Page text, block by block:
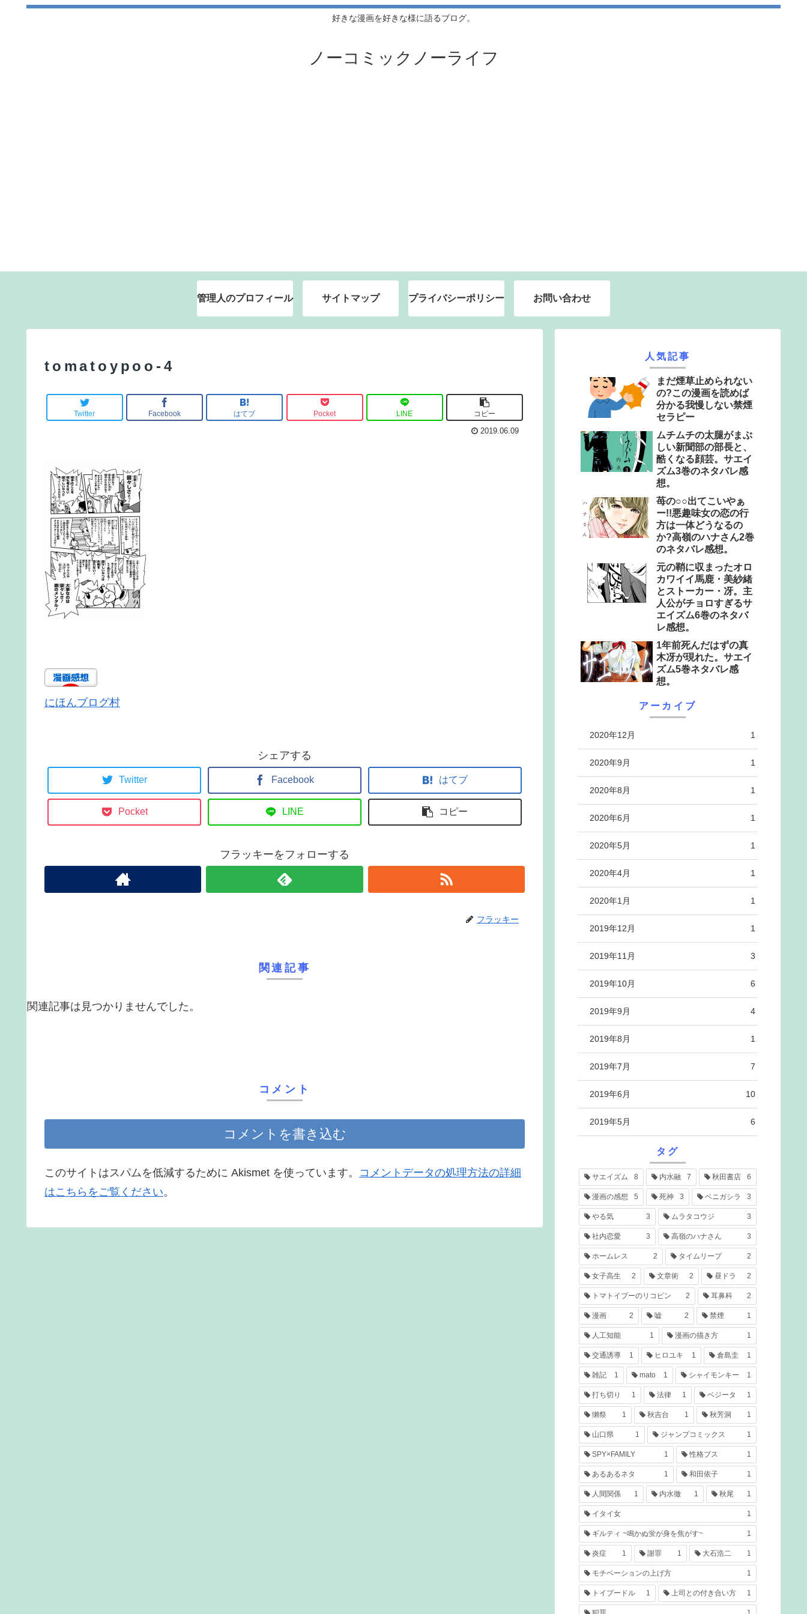
好きな漫画を好きな様に語るブログ。
ノーコミックノーライフ
管理人のプロフィール サイトマップ プライバシーポリシー お問い合わせ
tomatoypoo-4
Twitter Facebook はてブ Pocket LINE コピー
2019.06.09
にほんブログ村
シェアする
Twitter Facebook はてブ
Pocket LINE コピー
フラッキーをフォローする
フラッキー
関連記事
関連記事は見つかりませんでした。
コメント
コメントを書き込む
このサイトはスパムを低減するために Akismet を使っています。 コメントデータの処理方法の詳細
はこちらをご覧ください。
人気記事
まだ煙草止められない
の?この漫画を読めば
分かる我慢しない禁煙
セラピー
ムチムチの太腿がまぶ
しい新聞部の部長と、
酷くなる顔芸。サエイ
ズム3巻のネタバレ感
想。
苺の○○出てこいやぁ
ー!!悪趣味女の恋の行
方は一体どうなるの
か?高嶺のハナさん2巻
のネタバレ感想。
元の鞘に収まったオロ
カワイイ馬鹿・美紗緒
とストーカー・冴。主
人公がチョロすぎるサ
エイズム6巻のネタバ
レ感想。
1年前死んだはずの真
木冴が現れた。サエイ
ズム5巻ネタバレ感
想。
アーカイブ
2020年12月 1
2020年9月 1
2020年8月 1
2020年6月 1
2020年5月 1
2020年4月 1
2020年1月 1
2019年12月 1
2019年11月 3
2019年10月 6
2019年9月 4
2019年8月 1
2019年7月 7
2019年6月 10
2019年5月 6
タグ
サエイズム 8 内水融 7 秋田書店 6
漫画の感想 5 死神 3 ベニガシラ 3
やる気 3 ムラタコウジ 3
社内恋愛 3 高嶺のハナさん 3
ホームレス 2 タイムリープ 2
女子高生 2 文章術 2 昼ドラ 2
トマトイプーのリコピン 2 耳鼻科 2
漫画 2 嘘 2 禁煙 1
人工知能 1 漫画の描き方 1
交通誘導 1 ヒロユキ 1 倉島圭 1
雑記 1 mato 1 シャイモンキー 1
打ち切り 1 法律 1 ベジータ 1
獺祭 1 秋吉台 1 秋芳洞 1
山口県 1 ジャンプコミックス 1
SPY×FAMILY 1 性格ブス 1
あるあるネタ 1 和田依子 1
人間関係 1 内水徹 1 秋尾 1
イタイ女 1
ギルティ ~鳴かぬ蛍が身を焦がす~ 1
炎症 1 謝罪 1 大石浩二 1
モチベーションの上げ方 1
トイプードル 1 上司との付き合い方 1